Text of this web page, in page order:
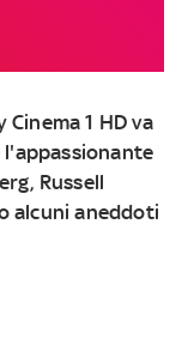
1 HD va
l'appassionante
Russell
alcuni aneddoti